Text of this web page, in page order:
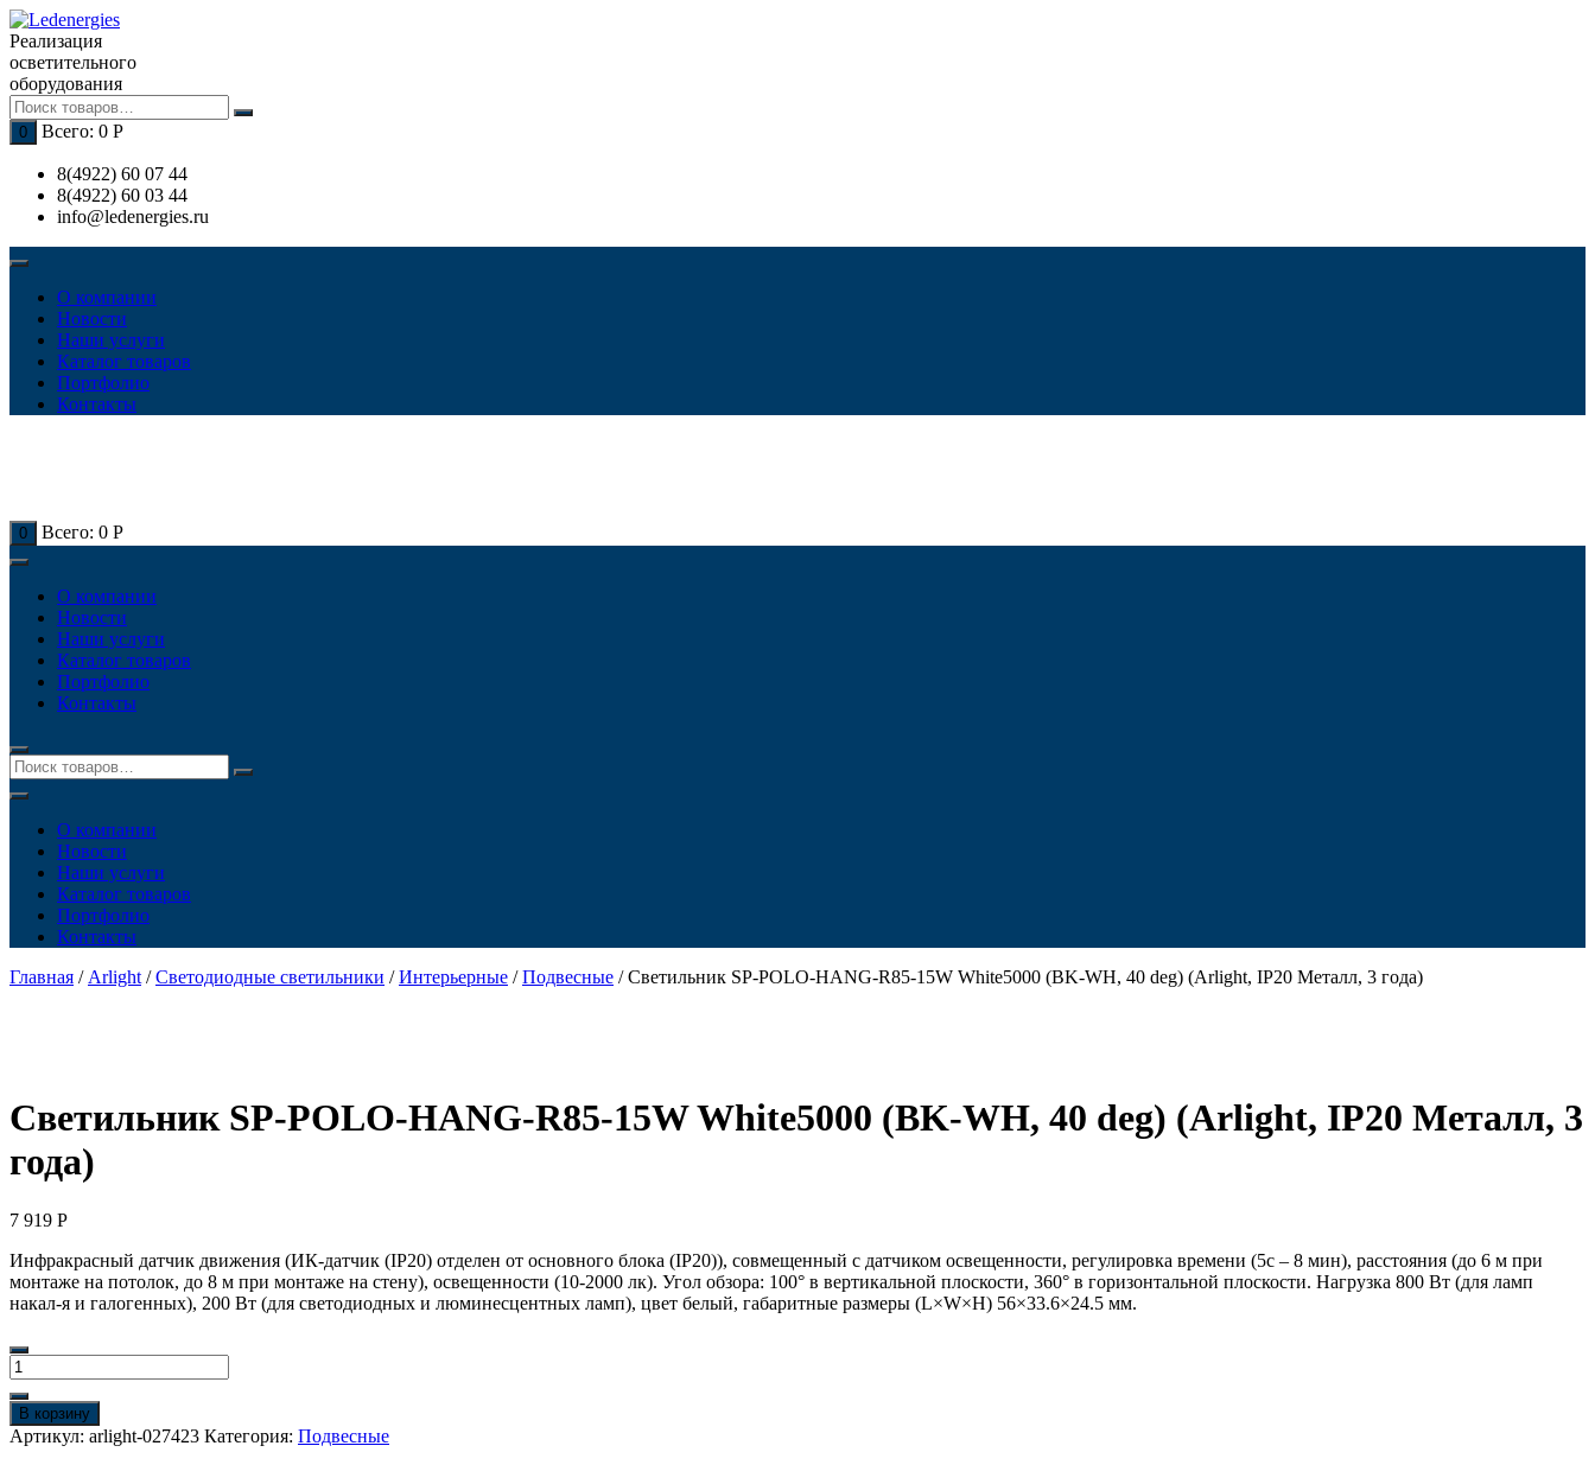
Перейти
к
содержимому
Реализация
осветительного
оборудования
0 Всего: 0 Р
8(4922) 60 07 44
8(4922) 60 03 44
info@ledenergies.ru
О компании
Новости
Наши услуги
Каталог товаров
Портфолио
Контакты
0 Всего: 0 Р
О компании
Новости
Наши услуги
Каталог товаров
Портфолио
Контакты
О компании
Новости
Наши услуги
Каталог товаров
Портфолио
Контакты
Главная / Arlight /Светодиодные светильники /Интерьерные /Подвесные / Светильник SP-POLO-HANG-R85-15W White5000 (BK-WH, 40 deg) (Arlight, IP20 Металл, 3 года)
Светильник SP-POLO-HANG-R85-15W White5000 (BK-WH, 40 deg) (Arlight, IP20 Металл, 3
года)
7 919 Р
Инфракрасный датчик движения (ИК-датчик (IP20) отделен от основного блока (IP20)), совмещенный с датчиком освещенности, регулировка времени (5с – 8 мин), расстояния (до 6 м при
монтаже на потолок, до 8 м при монтаже на стену), освещенности (10-2000 лк). Угол обзора: 100° в вертикальной плоскости, 360° в горизонтальной плоскости. Нагрузка 800 Вт (для ламп
накал-я и галогенных), 200 Вт (для светодиодных и люминесцентных ламп), цвет белый, габаритные размеры (L×W×H) 56×33.6×24.5 мм.
Количество
товара
Светильник
SP-
POLO-
В корзину
Артикул: arlight-027423 Категория: Подвесные